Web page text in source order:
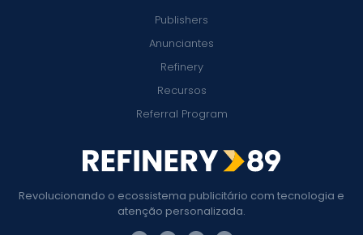
Revolucionando o ecossistema publicitário com tecnologia e
atenção personalizada.
Publishers
Anunciantes
Refinery
Recursos
Referral Program